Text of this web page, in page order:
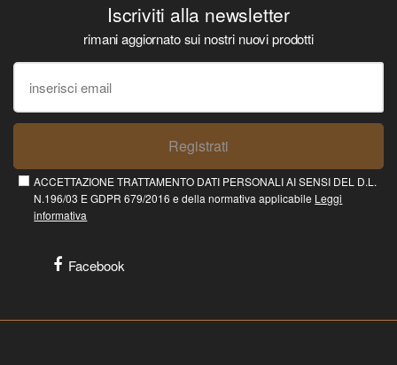
Iscriviti alla newsletter
rimani aggiornato sui nostri nuovi prodotti
Registrati
ACCETTAZIONE TRATTAMENTO DATI PERSONALI AI SENSI DEL D.L.
N.196/03 E GDPR 679/2016 e della normativa applicabile Leggi
informativa
Facebook